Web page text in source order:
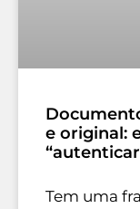
e original:
Tem uma